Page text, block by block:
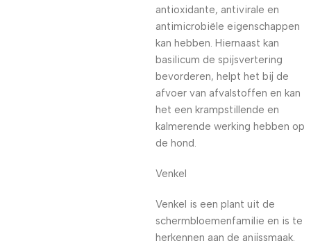
antioxidante, antivirale en
antimicrobiële eigenschappen
kan hebben. Hiernaast kan
basilicum de spijsvertering
bevorderen, helpt het bij de
afvoer van afvalstoffen en kan
het een krampstillende en
kalmerende werking hebben op
de hond.
Venkel
Venkel is een plant uit de
schermbloemenfamilie en is te
herkennen aan de anijssmaak.